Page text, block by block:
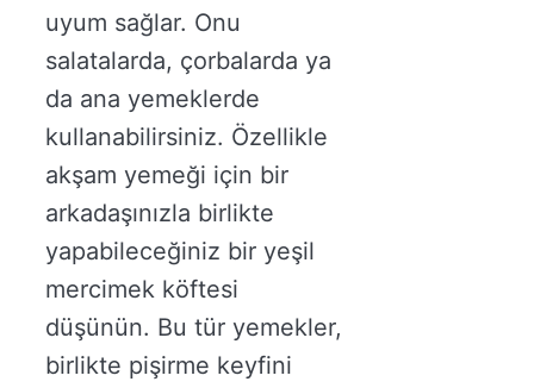
uyum sağlar. Onu
salatalarda, çorbalarda ya
da ana yemeklerde
kullanabilirsiniz. Özellikle
akşam yemeği için bir
arkadaşınızla birlikte
yapabileceğiniz bir yeşil
mercimek köftesi
düşünün. Bu tür yemekler,
birlikte pişirme keyfini